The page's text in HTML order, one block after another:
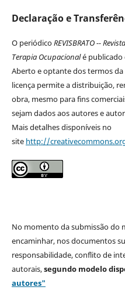
Declaração e
O periódicoREVISBRATO --
Terapia Ocupacionalé publicado
Aberto e optante dos termos da
licença permite a distribuição,
obra, mesmo para fins
sejam dados aos autores e
Mais detalhes disponíveis no
site http://
No momento da submissão do
encaminhar, nos documentos
responsabilidade, conflito de
autorais,segundo modelo
autores"